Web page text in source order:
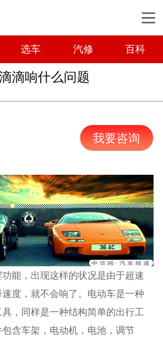
选车 汽修 百科
滴响什么问题
我要咨询
能，出现这样的状况是由于超速
度，就不会响了。电动车是一种
，同样是一种结构简单的出行工
含车架，电动机，电池，调节